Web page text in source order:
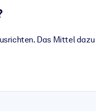
Das Mittel